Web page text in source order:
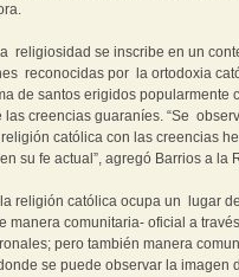
religiosidad se inscribe en un
reconocidas por la ortodoxia
de santos erigidos popularmente
las creencias guaraníes. “Se
católica con las creencias
su fe actual”, agregó Barrios a la
religión católica ocupa un lugar
manera comunitaria- oficial a
pero también manera
se puede observar la imagen